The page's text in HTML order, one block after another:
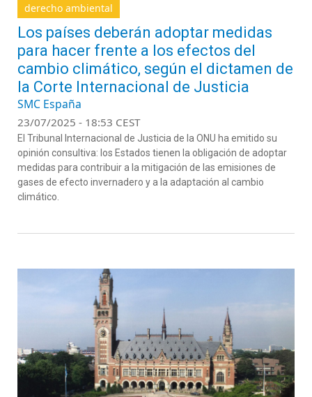
derecho ambiental
Los países deberán adoptar medidas
para hacer frente a los efectos del
cambio climático, según el dictamen de
la Corte Internacional de Justicia
SMC España
23/07/2025 - 18:53 CEST
El Tribunal Internacional de Justicia de la ONU ha emitido su
opinión consultiva: los Estados tienen la obligación de adoptar
medidas para contribuir a la mitigación de las emisiones de
gases de efecto invernadero y a la adaptación al cambio
climático.